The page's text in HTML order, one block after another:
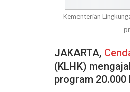
Kementerian
JAKARTA,
(KLHK)
program